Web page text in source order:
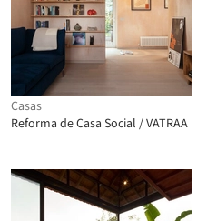
Casas
Reforma de Casa Social / VATRAA